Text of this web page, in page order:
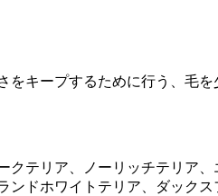
キープするために行う、毛
クテリア、ノーリッチテリア
ドホワイトテリア、ダック